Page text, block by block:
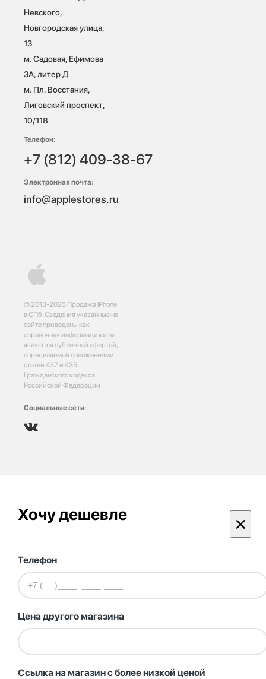
© 2013-2025 Продажа iPhone
в СПб. Сведения указанные на
сайте приведены как
справочная информация и не
являются публичной офертой,
определяемой положениями
статей 437 и 435
Гражданского кодекса
Российской Федерации
Социальные сети:
Невского,
Новгородская улица,
13
м. Садовая, Ефимова
3А, литер Д
м. Пл. Восстания,
Лиговский проспект,
10/118
Телефон:
+7 (812) 409-38-67
Электронная почта:
info@applestores.ru
Хочу дешевле ×
Телефон
Цена другого магазина
Ссылка на магазин с более низкой ценой